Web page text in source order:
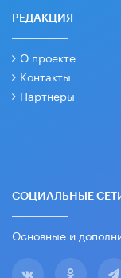
РЕДАКЦИЯ
О проекте
Контакты
Партнеры
СОЦИАЛЬНЫЕ
Основные и